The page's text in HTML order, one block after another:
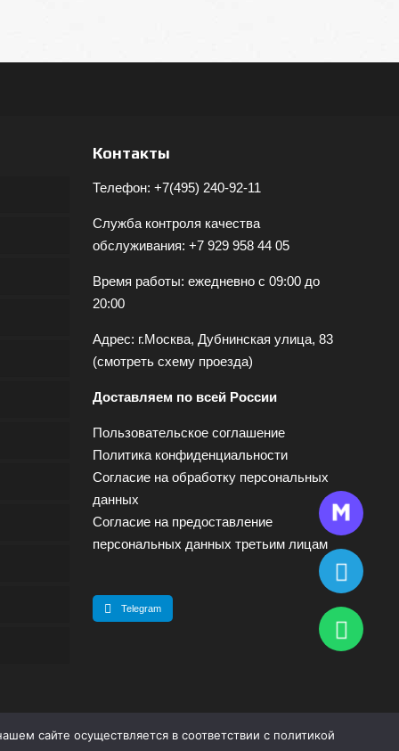
Контакты
Телефон: +7(495) 240-92-11
Служба контроля качества
обслуживания: +7 929 958 44 05
Время работы: ежедневно с 09:00 до
20:00
Адрес: г.Москва, Дубнинская улица, 83
(смотреть схему проезда)
Доставляем по всей России
Пользовательское соглашение
Политика конфиденциальности
Согласие на обработку персональных
данных
Согласие на предоставление
персональных данных третьим лицам
Telegram
сайте осуществляется в соответствии с политикой